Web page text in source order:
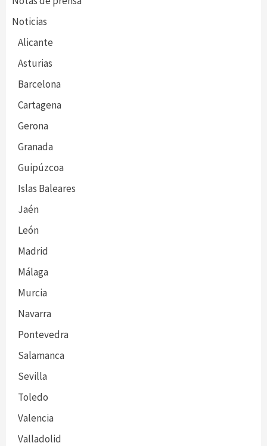
Noticias
Alicante
Asturias
Barcelona
Cartagena
Gerona
Granada
Guipúzcoa
Islas Baleares
Jaén
León
Madrid
Málaga
Murcia
Navarra
Pontevedra
Salamanca
Sevilla
Toledo
Valencia
Valladolid